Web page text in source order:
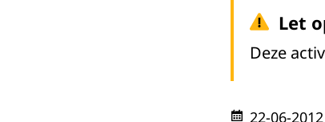
Let
Deze
22-06-2012